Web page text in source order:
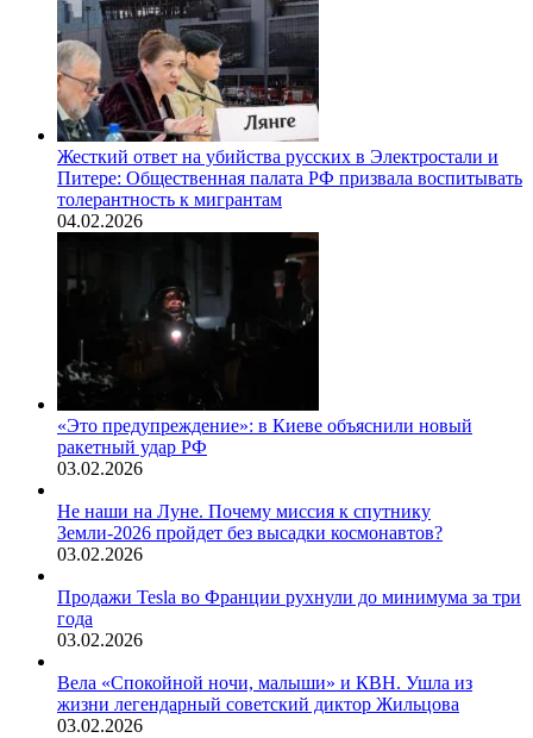
Жесткий ответ на убийства русских в Электростали и
Питере: Общественная палата РФ призвала воспитывать
толерантность к мигрантам
04.02.2026
«Это предупреждение»: в Киеве объяснили новый
ракетный удар РФ
03.02.2026
Не наши на Луне. Почему миссия к спутнику
Земли-2026 пройдет без высадки космонавтов?
03.02.2026
Продажи Tesla во Франции рухнули до минимума за три
года
03.02.2026
Вела «Спокойной ночи, малыши» и КВН. Ушла из
жизни легендарный советский диктор Жильцова
03.02.2026